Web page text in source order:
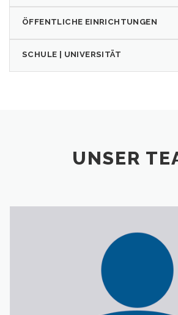
ÖFFENTLICHE EINRICHTUNGEN
SCHULE | UNIVERSITÄT
UNSER